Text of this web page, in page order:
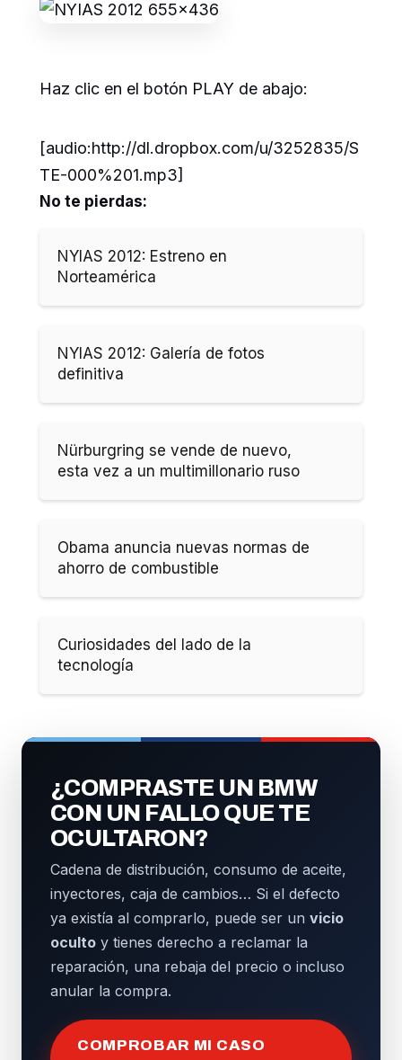
Haz clic en el botón PLAY de abajo:
[audio:http://dl.dropbox.com/u/3252835/S
TE-000%201.mp3]
No te pierdas:
NYIAS 2012: Estreno en
Norteamérica
NYIAS 2012: Galería de fotos
definitiva
Nürburgring se vende de nuevo,
esta vez a un multimillonario ruso
Obama anuncia nuevas normas de
ahorro de combustible
Curiosidades del lado de la
tecnología
¿COMPRASTE UN BMW
CON UN FALLO QUE TE
OCULTARON?
Cadena de distribución, consumo de aceite,
inyectores, caja de cambios… Si el defecto
ya existía al comprarlo, puede ser un vicio
oculto y tienes derecho a reclamar la
reparación, una rebaja del precio o incluso
anular la compra.
COMPROBAR MI CASO